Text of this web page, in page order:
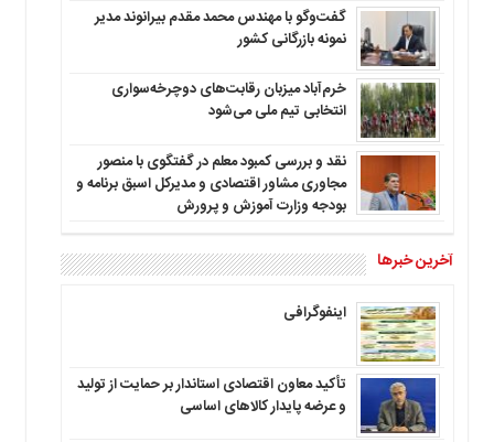
گفت‌وگو با مهندس محمد مقدم بیرانوند مدیر
نمونه بازرگانی کشور
خرم‌آباد میزبان رقابت‌های دوچرخه‌سواری
انتخابی تیم ملی می‌شود
نقد و بررسی کمبود معلم در گفتگوی با منصور
مجاوری مشاور اقتصادی و مدیرکل اسبق برنامه و
بودجه وزارت آموزش و پرورش
آخرین خبرها
اینفوگرافی
تأکید معاون اقتصادی استاندار بر حمایت از تولید
و عرضه پایدار کالاهای اساسی